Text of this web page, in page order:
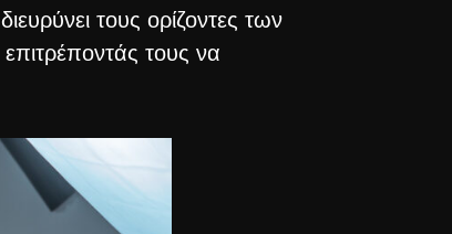
τους ορίζοντες των
τους να